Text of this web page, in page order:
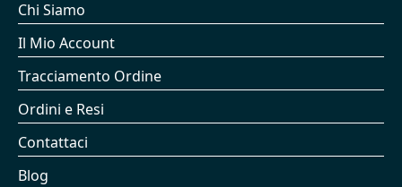
Chi Siamo
Il Mio Account
Tracciamento Ordine
Ordini e Resi
Contattaci
Blog